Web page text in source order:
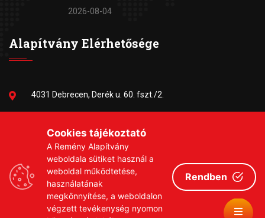
2026-08-04
Alapítvány Elérhetősége
4031 Debrecen, Derék u. 60. fszt./2.
remeny1999@gmail.com
Cookies tájékoztató
A Remény Alapítvány
weboldala sütiket használ a
weboldal működtetése,
használatának
megkönnyítése, a weboldalon
végzett tevékenység nyomon
Rendben